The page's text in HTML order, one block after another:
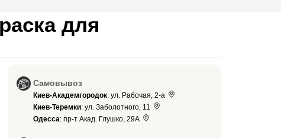
для
Самовывоз
Киев-Академгородок: ул. Рабочая, 2-а
Киев-Теремки: ул. Заболотного, 11
Одесса: пр-т Акад. Глушко, 29А